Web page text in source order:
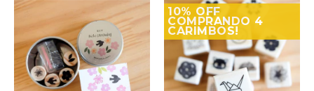
10% OFF
COMPRANDO 4
CARIMBOS!